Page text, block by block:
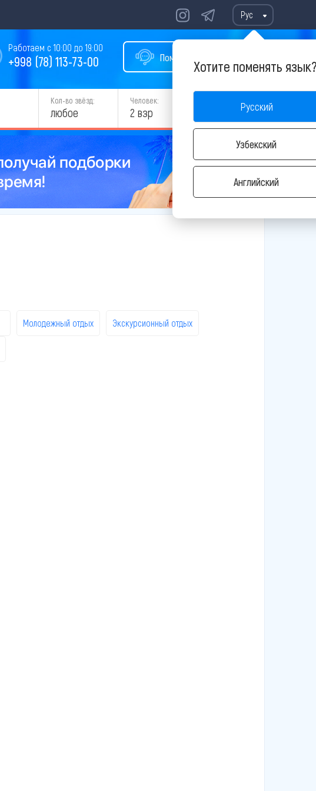
Рус
Хотите поменять
Русский
Узбекский
Английский
Помощь в подборе тура
Работаем с 10:00 до 19:00
+998 (78) 113-73-00
Кол-во звёзд:
любое
Человек:
2 взр НАЙТИ
Молодежный отдых Экскурсионный отдых